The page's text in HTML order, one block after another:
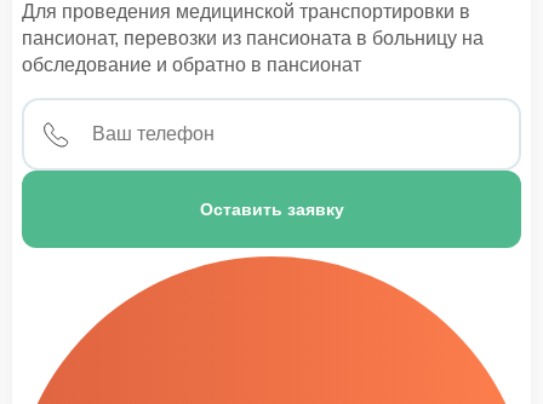
Пансионат для лежачих больных
1 300 ₽
Пансионат для пожилых с болезнью Паркинсона
1 150 ₽
Пансионат для престарелых с артрозом
Пансионат для больных инсультом
1 200 ₽
Для проведения медицинской транспортировки в
пансионат, перевозки из пансионата в больницу на
обследование и обратно в пансионат
Оставить заявку